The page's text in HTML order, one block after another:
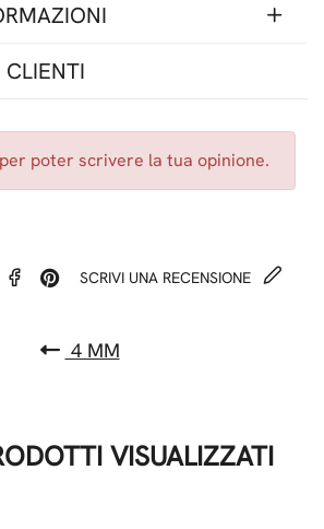
CLIENTI
per poter scrivere la tua opinione.
SCRIVI UNA RECENSIONE
4 MM
VISUALIZZATI